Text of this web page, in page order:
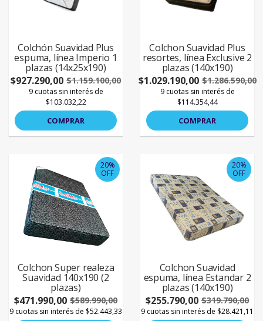
Colchón Suavidad Plus
espuma, línea Imperio 1
plazas (14x25x190)
$927.290,00 $1.159.100,00
9 cuotas sin interés de
$103.032,22
COMPRAR
Colchon Suavidad Plus
resortes, línea Exclusive 2
plazas (140x190)
$1.029.190,00 $1.286.590,00
9 cuotas sin interés de
$114.354,44
COMPRAR
20%
OFF
Colchon Super realeza
Suavidad 140x190 (2
plazas)
$471.990,00 $589.990,00
9 cuotas sin interés de $52.443,33
20%
OFF
Colchon Suavidad
espuma, línea Estandar 2
plazas (140x190)
$255.790,00 $319.790,00
9 cuotas sin interés de $28.421,11